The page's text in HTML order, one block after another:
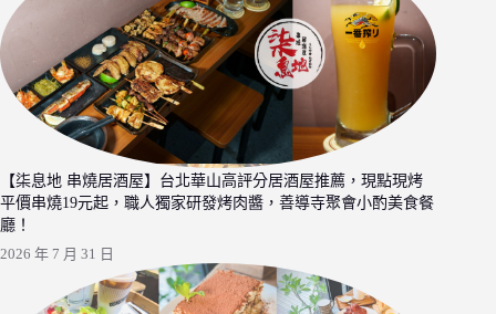
【柒息地 串燒居酒屋】台北華山高評分居酒屋推薦，現點現烤
平價串燒19元起，職人獨家研發烤肉醬，善導寺聚會小酌美食餐
廳！
2026 年 7 月 31 日